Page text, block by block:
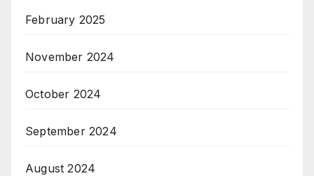
February 2025
November 2024
October 2024
September 2024
August 2024